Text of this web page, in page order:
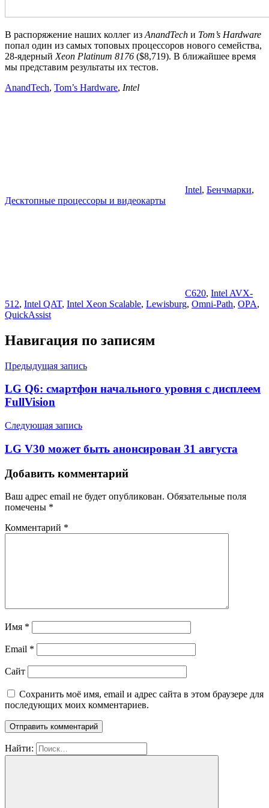
В распоряжение наших коллег из AnandTech и Tom’s Hardware
попал один из самых топовых процессоров нового семейства,
28-ядерный Xeon Platinum 8176 ($8,719). В ближайшее время
мы представим результаты их тестов.
AnandTech, Tom’s Hardware, Intel
Intel, Бенчмарки,
Десктопные процессоры и видеокарты
C620, Intel AVX-
512, Intel QAT, Intel Xeon Scalable, Lewisburg, Omni-Path, OPA,
QuickAssist
Навигация по записям
Предыдущая запись
LG Q6: смартфон начального уровня с дисплеем
FullVision
Следующая запись
LG V30 может быть анонсирован 31 августа
Добавить комментарий
Ваш адрес email не будет опубликован. Обязательные поля
помечены *
Комментарий *
Имя *
Email *
Сайт
Сохранить моё имя, email и адрес сайта в этом браузере для
последующих моих комментариев.
Найти: